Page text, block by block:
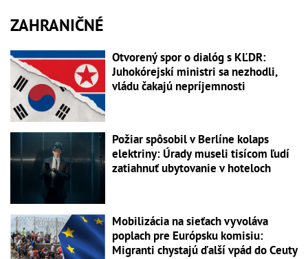
ZAHRANIČNÉ
Otvorený spor o dialóg s KĽDR:
Juhokórejskí ministri sa nezhodli,
vládu čakajú nepríjemnosti
Požiar spôsobil v Berlíne kolaps
elektriny: Úrady museli tisícom ľudí
zatiahnuť ubytovanie v hoteloch
Mobilizácia na sieťach vyvoláva
poplach pre Európsku komisiu:
Migranti chystajú ďalší vpád do Ceuty